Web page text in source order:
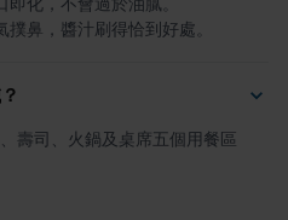
鼻，醬汁刷得恰到好處。
壽司、火鍋及桌席五個用餐區